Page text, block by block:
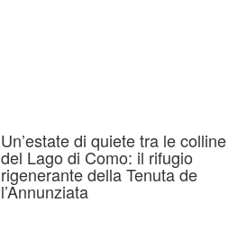
Un’estate di quiete tra le colline
del Lago di Como: il rifugio
rigenerante della Tenuta de
l’Annunziata